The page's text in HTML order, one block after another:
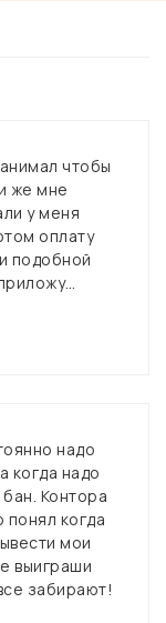
чтобы
же мне
у меня
оплату
подобной
надо
когда надо
Контора
когда
мои
выиграши
забирают!